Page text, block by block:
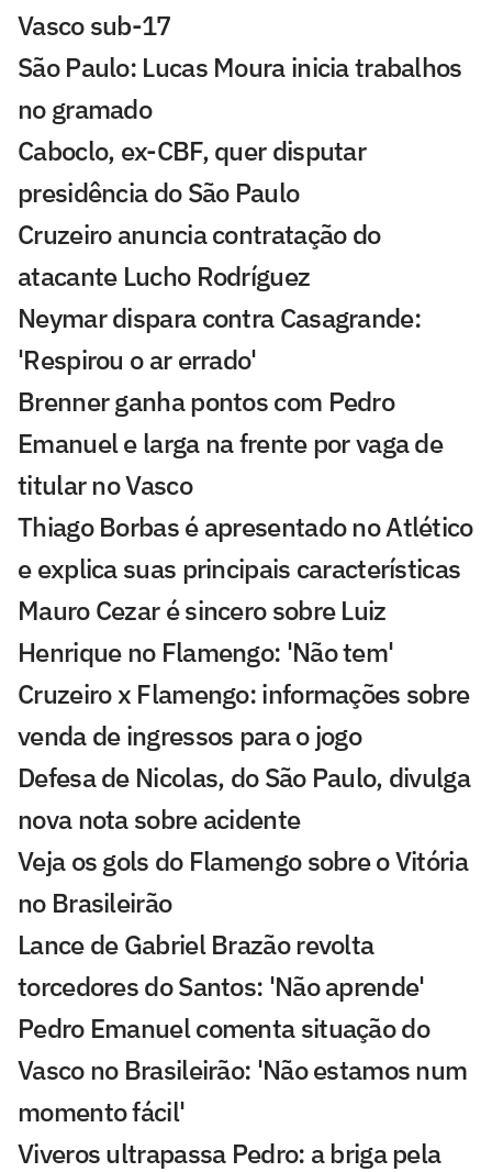
Vasco sub-17
São Paulo: Lucas Moura inicia trabalhos
no gramado
Caboclo, ex-CBF, quer disputar
presidência do São Paulo
Cruzeiro anuncia contratação do
atacante Lucho Rodríguez
Neymar dispara contra Casagrande:
'Respirou o ar errado'
Brenner ganha pontos com Pedro
Emanuel e larga na frente por vaga de
titular no Vasco
Thiago Borbas é apresentado no Atlético
e explica suas principais características
Mauro Cezar é sincero sobre Luiz
Henrique no Flamengo: 'Não tem'
Cruzeiro x Flamengo: informações sobre
venda de ingressos para o jogo
Defesa de Nicolas, do São Paulo, divulga
nova nota sobre acidente
Veja os gols do Flamengo sobre o Vitória
no Brasileirão
Lance de Gabriel Brazão revolta
torcedores do Santos: 'Não aprende'
Pedro Emanuel comenta situação do
Vasco no Brasileirão: 'Não estamos num
momento fácil'
Viveros ultrapassa Pedro: a briga pela